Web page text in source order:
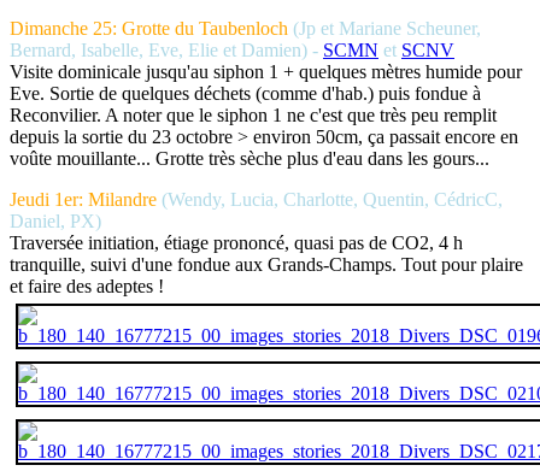
Dimanche 25: Grotte du Taubenloch (Jp et Mariane Scheuner,
Bernard, Isabelle, Eve, Elie et Damien) - SCMN et SCNV
Visite dominicale jusqu'au siphon 1 + quelques mètres humide pour
Eve. Sortie de quelques déchets (comme d'hab.) puis fondue à
Reconvilier. A noter que le siphon 1 ne c'est que très peu remplit
depuis la sortie du 23 octobre > environ 50cm, ça passait encore en
voûte mouillante... Grotte très sèche plus d'eau dans les gours...
Jeudi 1er: Milandre (Wendy, Lucia, Charlotte, Quentin, CédricC,
Daniel, PX)
Traversée initiation, étiage prononcé, quasi pas de CO2, 4 h
tranquille, suivi d'une fondue aux Grands-Champs. Tout pour plaire
et faire des adeptes !